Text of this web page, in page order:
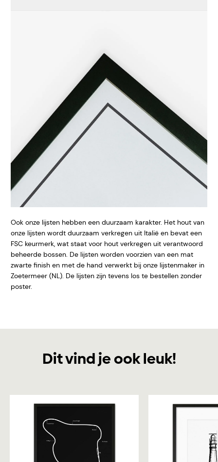
Ook onze lijsten hebben een duurzaam karakter. Het hout van
onze lijsten wordt duurzaam verkregen uit Italië en bevat een
FSC keurmerk, wat staat voor hout verkregen uit verantwoord
beheerde bossen. De lijsten worden voorzien van een mat
zwarte finish en met de hand verwerkt bij onze lijstenmaker in
Zoetermeer (NL). De lijsten zijn tevens los te bestellen zonder
poster.
Dit vind je ook leuk!